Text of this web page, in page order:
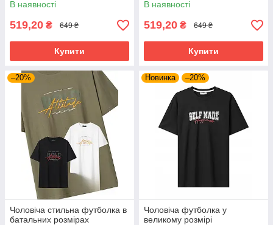
В наявності
519,20 ₴ 649 ₴
Купити
В наявності
519,20 ₴ 649 ₴
Купити
–20%
Чоловіча стильна футболка в
батальних розмірах
Новинка –20%
Чоловіча футболка у
великому розмірі